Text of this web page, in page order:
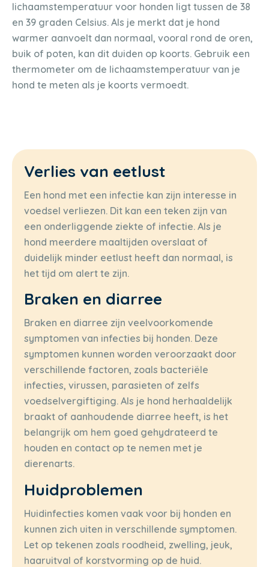
lichaamstemperatuur voor honden ligt tussen de 38
en 39 graden Celsius. Als je merkt dat je hond
warmer aanvoelt dan normaal, vooral rond de oren,
buik of poten, kan dit duiden op koorts. Gebruik een
thermometer om de lichaamstemperatuur van je
hond te meten als je koorts vermoedt.
Verlies van eetlust
Een hond met een infectie kan zijn interesse in
voedsel verliezen. Dit kan een teken zijn van
een onderliggende ziekte of infectie. Als je
hond meerdere maaltijden overslaat of
duidelijk minder eetlust heeft dan normaal, is
het tijd om alert te zijn.
Braken en diarree
Braken en diarree zijn veelvoorkomende
symptomen van infecties bij honden. Deze
symptomen kunnen worden veroorzaakt door
verschillende factoren, zoals bacteriële
infecties, virussen, parasieten of zelfs
voedselvergiftiging. Als je hond herhaaldelijk
braakt of aanhoudende diarree heeft, is het
belangrijk om hem goed gehydrateerd te
houden en contact op te nemen met je
dierenarts.
Huidproblemen
Huidinfecties komen vaak voor bij honden en
kunnen zich uiten in verschillende symptomen.
Let op tekenen zoals roodheid, zwelling, jeuk,
haaruitval of korstvorming op de huid.